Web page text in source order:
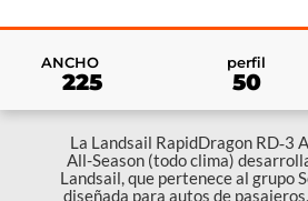
ANCHO
225
perfil
50
La Landsail RapidDragon RD‑3
All-Season (todo clima)
Landsail, que pertenece al grupo
diseñada para autos de